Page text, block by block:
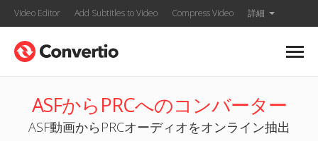
Video Editor Add Subtitles to Video Compress Video 詳細
ASFからPRCへのコンバーター
ASF動画からPRCオーディオをオンライン抽出